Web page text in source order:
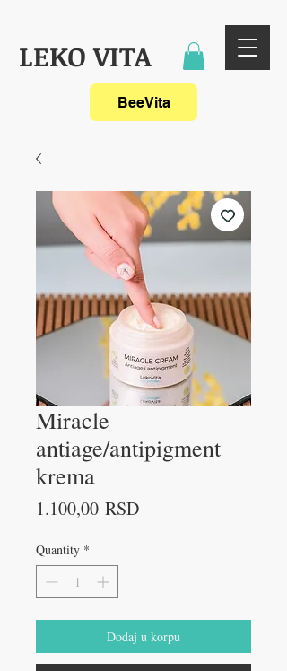
LEKO VITA
BeeVita
Miracle
antiage/antipigment
krema
1.100,00 RSDPrice
Quantity *
Dodaj u korpu